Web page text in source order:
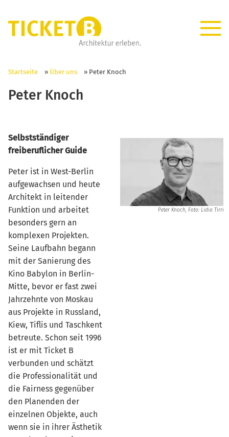
Startseite » Über uns » Peter Knoch
Peter Knoch
Selbstständiger
freiberuflicher Guide
Peter ist in West-Berlin
aufgewachsen und heute
Architekt in leitender
Funktion und arbeitet
besonders gern an
komplexen Projekten.
Seine Laufbahn begann
mit der Sanierung des
Kino Babylon in Berlin-
Mitte, bevor er fast zwei
Jahrzehnte von Moskau
aus Projekte in Russland,
Kiew, Tiflis und Taschkent
betreute. Schon seit 1996
ist er mit Ticket B
verbunden und schätzt
die Professionalität und
die Fairness gegenüber
den Planenden der
einzelnen Objekte, auch
wenn sie in ihrer Ästhetik
Peter Knoch, Foto: Lidia Tirri